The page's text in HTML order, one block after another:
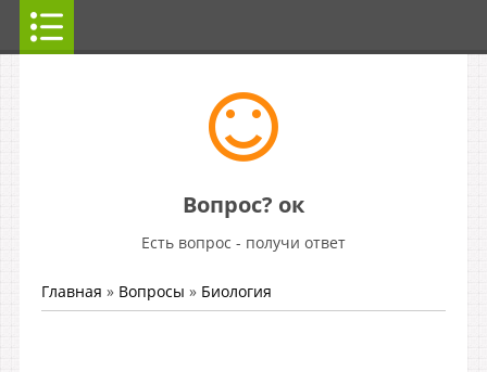
Вопрос? ок
Есть вопрос - получи ответ
Главная » Вопросы » Биология